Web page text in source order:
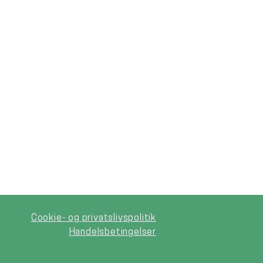
Cookie- og privatslivspolitik
Handelsbetingelser